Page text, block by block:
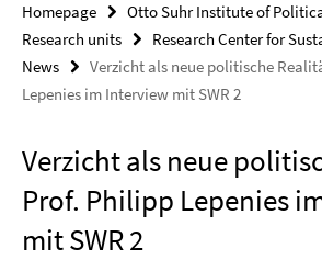
Homepage
Otto Suhr Institute of
Research units
Research Center for
News
Verzicht als neue politische
Lepenies im Interview mit SWR 2
Verzicht als neue
Prof. Philipp Lepenies
mit SWR 2